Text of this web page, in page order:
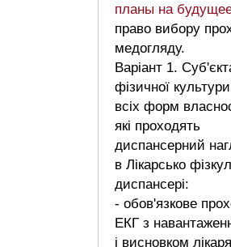
планы на
право вибору
медогляду.
Варіант 1.
фізичної
всіх форм
які проходять
диспансерний
в Лікарсько
диспансері:
- обов'язкове
ЕКГ з
і висновком